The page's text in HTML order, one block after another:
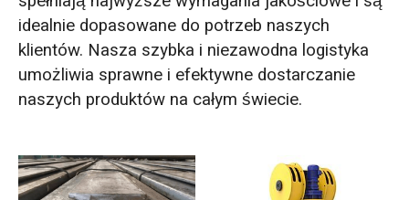
idealnie dopasowane do potrzeb naszych
klientów. Nasza szybka i niezawodna logistyka
umożliwia sprawne i efektywne dostarczanie
naszych produktów na całym świecie.